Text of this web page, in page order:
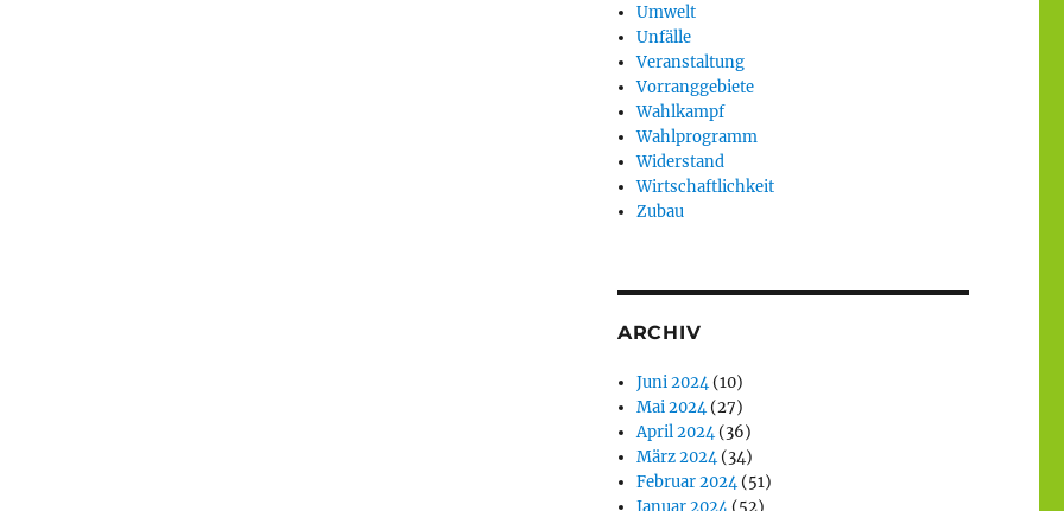
Umwelt
Unfälle
Veranstaltung
Vorranggebiete
Wahlkampf
Wahlprogramm
Widerstand
Wirtschaftlichkeit
Zubau
ARCHIV
Juni 2024(10)
Mai 2024(27)
April 2024(36)
März 2024(34)
Februar 2024(51)